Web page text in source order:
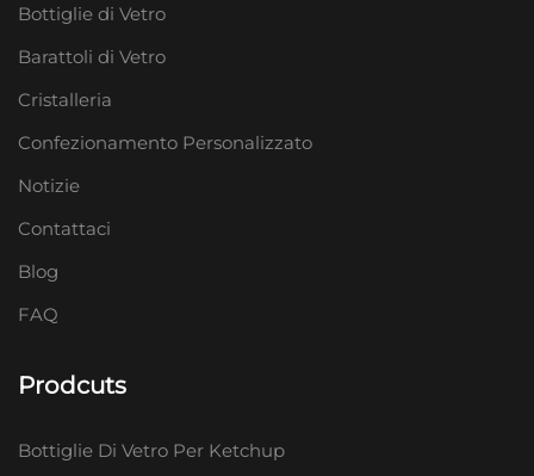
Bottiglie di Vetro
Barattoli di Vetro
Cristalleria
Confezionamento Personalizzato
Notizie
Contattaci
Blog
FAQ
Prodcuts
Bottiglie Di Vetro Per Ketchup